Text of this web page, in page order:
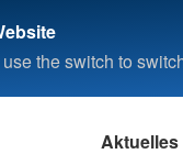
the switch to
Aktuelles